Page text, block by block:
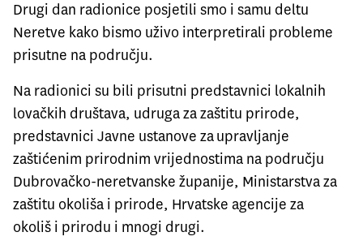
Drugi dan radionice posjetili smo i samu deltu
Neretve kako bismo uživo interpretirali probleme
prisutne na području.
Na radionici su bili prisutni predstavnici lokalnih
lovačkih društava, udruga za zaštitu prirode,
predstavnici Javne ustanove za upravljanje
zaštićenim prirodnim vrijednostima na području
Dubrovačko-neretvanske županije, Ministarstva za
zaštitu okoliša i prirode, Hrvatske agencije za
okoliš i prirodu i mnogi drugi.